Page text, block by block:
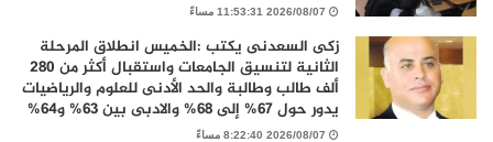
2026/08/07 11:53:31 مساءً
زكى السعدنى يكتب :الخميس انطلاق المرحلة
الثانية لتنسيق الجامعات واستقبال أكثر من 280
ألف طالب وطالبة والحد الأدنى للعلوم والرياضيات
يدور حول 67% إلى 68% والادبى بين 63% و64%
2026/08/07 8:22:40 مساءً